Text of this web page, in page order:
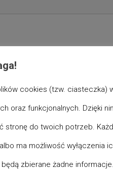
cookies (tzw. ciasteczka)
oraz funkcjonalnych. Dzięki
stronę do twoich potrzeb.
ma możliwość wyłączenia
zbierane żadne informacje.